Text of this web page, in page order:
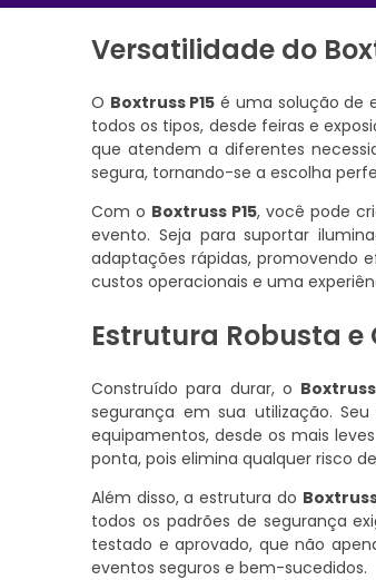
Versatilidade do
O Boxtruss P15 é uma solução de
todos os tipos, desde feiras e
que atendem a diferentes
segura, tornando-se a escolha
Com o Boxtruss P15, você pode
evento. Seja para suportar
adaptações rápidas, promovendo
custos operacionais e uma
Estrutura Robusta e
Construído para durar, o
segurança em sua utilização.
equipamentos, desde os mais
ponta, pois elimina qualquer risco
Além disso, a estrutura do Boxtruss
todos os padrões de segurança
testado e aprovado, que não
eventos seguros e bem-sucedidos.